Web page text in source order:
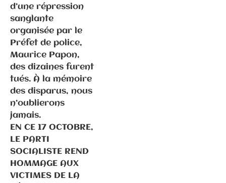
d’une répression
sanglante
organisée par le
Préfet de police,
Maurice Papon,
des dizaines furent
tués. À la mémoire
des disparus, nous
n’oublierons
jamais.
EN CE 17 OCTOBRE,
LE PARTI
SOCIALISTE REND
HOMMAGE AUX
VICTIMES DE LA